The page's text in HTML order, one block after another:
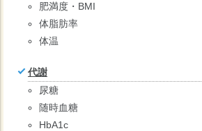
肥満度・BMI
体脂肪率
体温
代謝
尿糖
随時血糖
HbA1c